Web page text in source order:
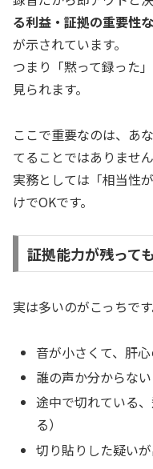
る利益・証拠の重要性
が示されています。
つまり「黙って録った
見られます。
ここで重要なのは、あ
てることではありません
実務としては「相当性
けでOKです。
証拠能力が残って
実は多いのがこっちです
音が小さくて、肝
誰の声か分からない
途中で切れている
る）
切り貼りした疑い